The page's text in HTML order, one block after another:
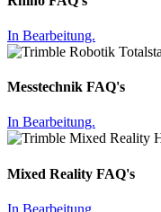
In Bearbeitung.
Messtechnik FAQ's
In Bearbeitung.
Mixed Reality FAQ's
In Bearbeitung.